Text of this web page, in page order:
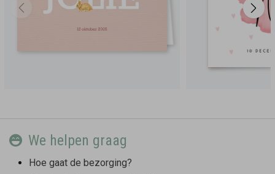
We helpen graag
Hoe gaat de bezorging?